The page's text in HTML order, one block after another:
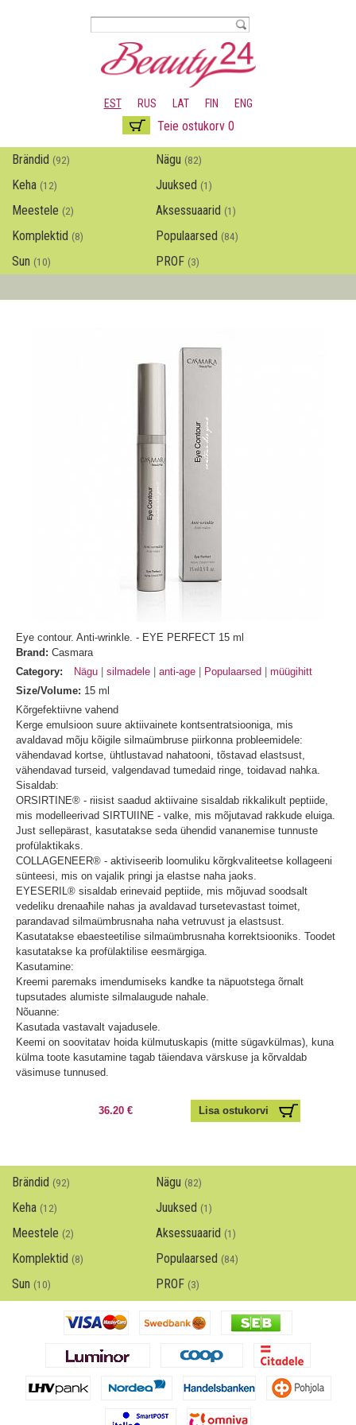
edasi
põhisisu
juurde
EST RUS LAT FIN ENG
Teie ostukorv 0
Brändid (92) Nägu (82)
Keha (12) Juuksed (1)
Meestele (2) Aksessuaarid (1)
Komplektid (8) Populaarsed (84)
Sun (10) PROF (3)
Eye contour. Anti-wrinkle. - EYE PERFECT 15 ml
Brand: Casmara
Category:
Nägu silmadele anti-age Populaarsed
müügihitt
Size/Volume: 15 ml
Kõrgefektiivne vahend
Kerge emulsioon suure aktiivainete kontsentratsiooniga, mis
avaldavad mõju kõigile silmaümbruse piirkonna probleemidele:
vähendavad kortse, ühtlustavad nahatooni, tõstavad elastsust,
vähendavad turseid, valgendavad tumedaid ringe, toidavad nahka.
Sisaldab:
ORSIRTINE® - riisist saadud aktiivaine sisaldab rikkalikult peptiide,
mis modelleerivad SIRTUIINE - valke, mis mõjutavad rakkude eluiga.
Just sellepärast, kasutatakse seda ühendid vananemise tunnuste
profülaktikaks.
COLLAGENEER® - aktiviseerib loomuliku kõrgkvaliteetse kollageeni
sünteesi, mis on vajalik pringi ja elastse naha jaoks.
EYESERIL® sisaldab erinevaid peptiide, mis mõjuvad soodsalt
vedeliku drenaaћile nahas ja avaldavad tursetevastast toimet,
parandavad silmaümbrusnaha naha vetruvust ja elastsust.
Kasutatakse ebaesteetilise silmaümbrusnaha korrektsiooniks. Toodet
kasutatakse ka profülaktilise eesmärgiga.
Kasutamine:
Kreemi paremaks imendumiseks kandke ta näpuotstega õrnalt
tupsutades alumiste silmalaugude nahale.
Nõuanne:
Kasutada vastavalt vajadusele.
Keemi on soovitatav hoida külmutuskapis (mitte sügavkülmas), kuna
külma toote kasutamine tagab täiendava värskuse ja kõrvaldab
väsimuse tunnused.
36.20 €
Brändid (92) Nägu (82)
Keha (12) Juuksed (1)
Meestele (2) Aksessuaarid (1)
Komplektid (8) Populaarsed (84)
Sun (10) PROF (3)